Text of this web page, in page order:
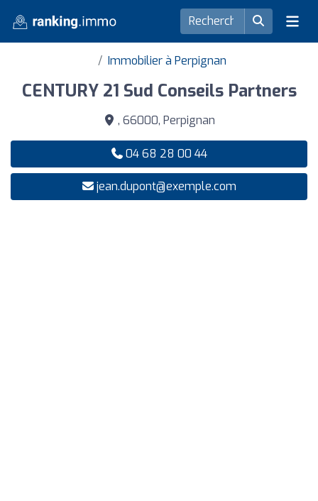
Immobilier à Perpignan
CENTURY 21 Sud Conseils Partners
, 66000, Perpignan
04 68 28 00 44
jean.dupont@exemple.com